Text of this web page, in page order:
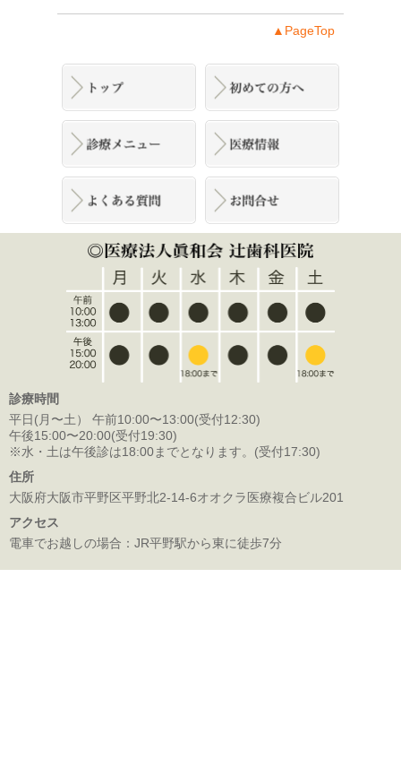
▲PageTop
診療時間
平日(月〜土） 午前10:00〜13:00(受付12:30)
午後15:00〜20:00(受付19:30)
※水・土は午後診は18:00までとなります。(受付17:30)
住所
大阪府大阪市平野区平野北2-14-6オオクラ医療複合ビル201
アクセス
電車でお越しの場合：JR平野駅から東に徒歩7分